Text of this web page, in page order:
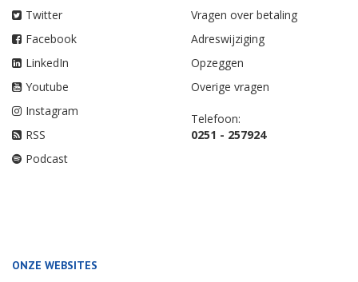
Twitter
Facebook
LinkedIn
Youtube
Instagram
RSS
Podcast
Vragen over betaling
Adreswijziging
Opzeggen
Overige vragen
Telefoon:
0251 - 257924
ONZE WEBSITES